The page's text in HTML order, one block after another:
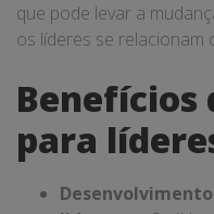
que pode levar a
os líderes se relacionam
Benefícios
para